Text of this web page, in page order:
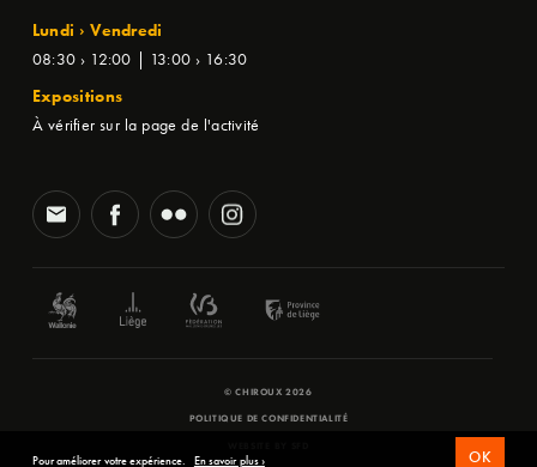
Lundi › Vendredi
08:30 › 12:00 | 13:00 › 16:30
Expositions
À vérifier sur la page de l'activité
© CHIROUX 2026
POLITIQUE DE CONFIDENTIALITÉ
Pour améliorer votre expérience. En savoir plus › OK